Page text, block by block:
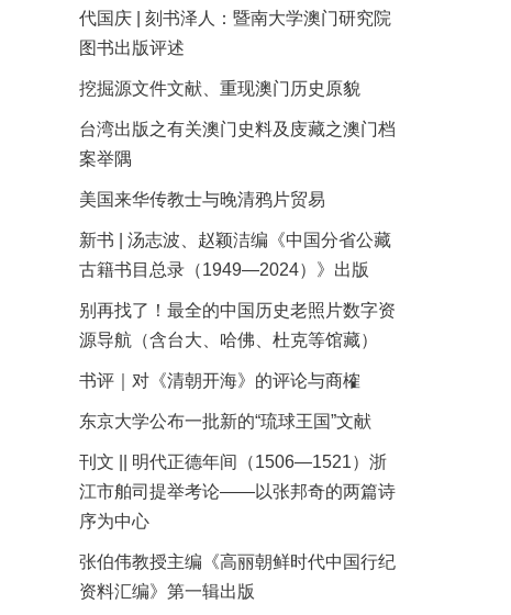
代国庆 | 刻书泽人：暨南大学澳门研究院
图书出版评述
挖掘源文件文献、重现澳门历史原貌
台湾出版之有关澳门史料及庋藏之澳门档
案举隅
美国来华传教士与晚清鸦片贸易
新书 | 汤志波、赵颖洁编《中国分省公藏
古籍书目总录（1949—2024）》出版
别再找了！最全的中国历史老照片数字资
源导航（含台大、哈佛、杜克等馆藏）
书评｜对《清朝开海》的评论与商榷
东京大学公布一批新的“琉球王国”文献
刊文 || 明代正德年间（1506—1521）浙
江市舶司提举考论——以张邦奇的两篇诗
序为中心
张伯伟教授主编《高丽朝鲜时代中国行纪
资料汇编》第一辑出版